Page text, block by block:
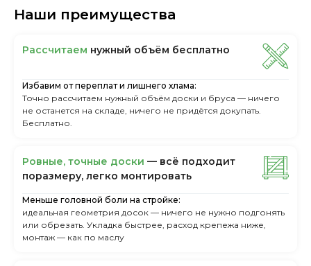
Наши преимущества
Рассчитаем нужный объём бесплатно
Избавим от переплат и лишнего хлама:
Точно рассчитаем нужный объём доски и бруса — ничего
не останется на складе, ничего не придётся докупать.
Бесплатно.
Ровные, точные доски — всё подходит
поразмеру, легкo монтировать
Меньше головной боли на стройке:
идеальная геометрия досок — ничего не нужно подгонять
или обрезать. Укладка быстрее, расход крепежа ниже,
монтаж — как по маслу